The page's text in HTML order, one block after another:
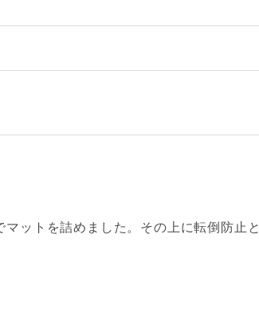
ットを詰めました。その上に転倒防止と